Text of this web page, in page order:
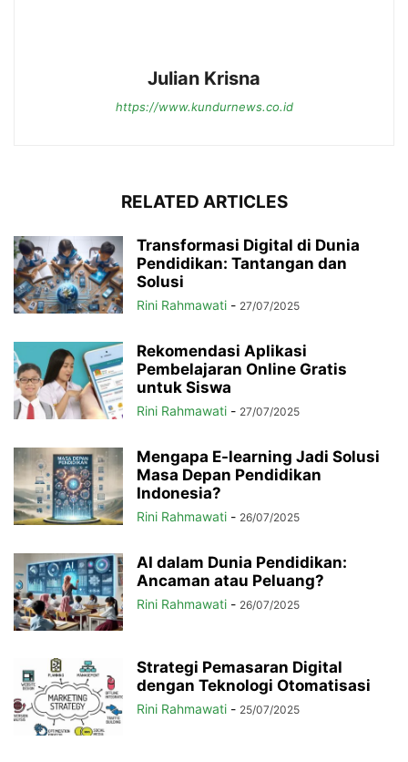
Julian Krisna
https://www.kundurnews.co.id
RELATED ARTICLES
Transformasi Digital di Dunia
Pendidikan: Tantangan dan
Solusi
Rini Rahmawati - 27/07/2025
Rekomendasi Aplikasi
Pembelajaran Online Gratis
untuk Siswa
Rini Rahmawati - 27/07/2025
Mengapa E-learning Jadi Solusi
Masa Depan Pendidikan
Indonesia?
Rini Rahmawati - 26/07/2025
AI dalam Dunia Pendidikan:
Ancaman atau Peluang?
Rini Rahmawati - 26/07/2025
Strategi Pemasaran Digital
dengan Teknologi Otomatisasi
Rini Rahmawati - 25/07/2025